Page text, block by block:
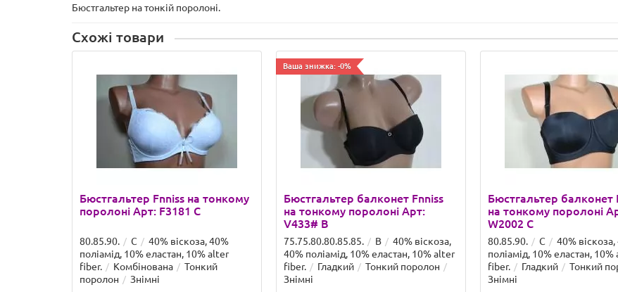
Бюстгальтер на тонкій поролоні.
Схожі товари
Бюстгальтер Fnniss на тонкому
поролоні Арт: F3181 C
80.85.90. C
40% віскоза, 40%
поліамід, 10% еластан, 10% alter
fiber.
Комбінована
Тонкий
поролон
Знімні
Ваша знижка: -0%
Бюстгальтер балконет Fnniss
на тонкому поролоні Арт:
V433# B
75.75.80.80.85.85. B
40% віскоза,
40% поліамід, 10% еластан, 10% alter
fiber.
Гладкий
Тонкий поролон
Знімні
Бюстгальтер балконет
на тонкому поролоні
W2002 C
80.85.90. C
40%
поліамід, 10% еластан,
fiber.
Гладкий
Тонкий
Знімні